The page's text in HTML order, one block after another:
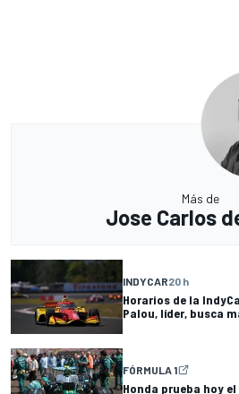
Más de
Jose Carlos
INDYCAR20 h
Horarios de la
Palou, líder, busca
FÓRMULA 1
Honda prueba hoy